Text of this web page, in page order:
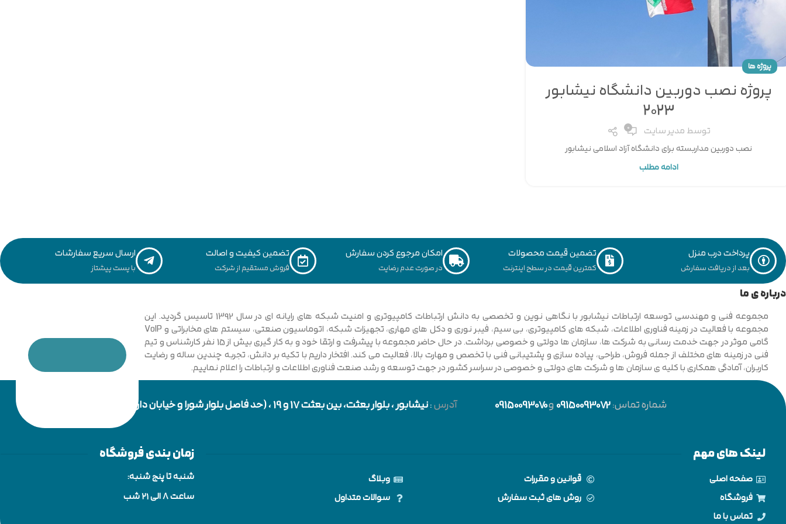
پروژه ها
پروژه نصب دوربین دانشگاه نیشابور
2023
توسطمدیر سایت 0
نصب دوربین مداربسته برای دانشگاه آزاد اسلامی نیشابور
ادامه مطلب
پرداخت درب منزل
بعد از دریافت سفارش
تضمین قیمت محصولات
کمترین قیمت در سطح اینترنت
امکان مرجوع کردن سفارش
در صورت عدم رضایت
تضمین کیفیت و اصالت
فروش مستقیم از شرکت
ارسال سریع سفارشات
با پست پیشتاز
درباره ی ما
مجموعه فنی و مهندسی توسعه ارتباطات نیشابور با نگاهی نوین و تخصصی به دانش ارتباطات کامپیوتری و امنیت شبکه های رایانه ای در سال 1392 تاسیس گردید. این
مجموعه با فعالیت در زمینه فناوری اطلاعات، شبکه های کامپیوتری، بی سیم، فیبر نوری و دکل های مهاری، تجهیزات شبکه، اتوماسیون صنعتی، سیستم های مخابراتی و VoIP
گامی موثر در جهت خدمت رسانی به شرکت ها، سازمان ها دولتی و خصوصی برداشت. در حال حاضر مجموعه با پیشرفت و ارتقا خود و به کار گیری بیش از 15 نفر کارشناس و تیم
فنی در زمینه های مختلف از جمله فروش، طراحی، پیاده سازی و پشتیبانی فنی با تخصص و مهارت بالا، فعالیت می کند. افتخار داریم با تکیه بر دانش، تجربه چندین ساله و رضایت
کاربران، آمادگی همکاری با کلیه ی سازمان ها و شرکت های دولتی و خصوصی در سراسر کشور در جهت توسعه و رشد صنعت فناوری اطلاعات و ارتباطات را اعلام نماییم.
شماره تماس:09150093072و09150093070 آدرس:نیشابور، بلوار بعثت، بین بعثت 17 و 19 ، (حد فاصل بلوار شورا و خیابان دارایی)
لینک های مهم
صفحه اصلی
فروشگاه
تماس با ما
قوانین و مقررات
روش های ثبت سفارش
وبلاگ
سوالات متداول
زمان بندی فروشگاه
شنبه تا پنج شنبه:
ساعت 8 الی ۲۱ شب